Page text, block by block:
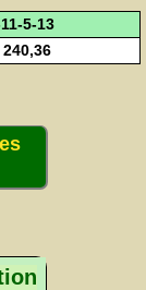
5-13
240,36